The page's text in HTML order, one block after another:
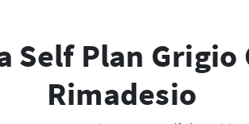
Self Plan Grigio
Rimadesio